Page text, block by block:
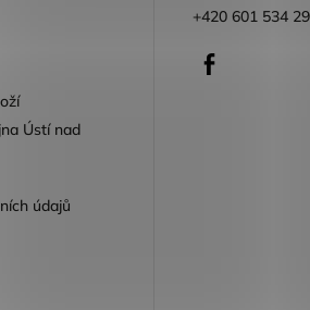
Ústí nad
údajů
+420 601 534